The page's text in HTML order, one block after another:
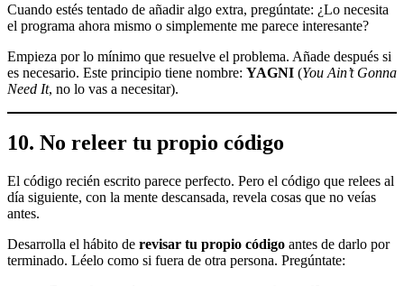
Cuando estés tentado de añadir algo extra, pregúntate: ¿Lo necesita
el programa ahora mismo o simplemente me parece interesante?
Empieza por lo mínimo que resuelve el problema. Añade después si
es necesario. Este principio tiene nombre: YAGNI (You Ain’t Gonna
Need It, no lo vas a necesitar).
10. No releer tu propio código
El código recién escrito parece perfecto. Pero el código que relees al
día siguiente, con la mente descansada, revela cosas que no veías
antes.
Desarrolla el hábito de revisar tu propio código antes de darlo por
terminado. Léelo como si fuera de otra persona. Pregúntate: